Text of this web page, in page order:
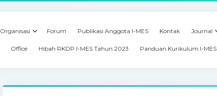
Organisasi Forum Publikasi Anggota I-MES Kontak Journal
Office Hibah RKDP I-MES Tahun 2023 Panduan Kurikulum I-MES